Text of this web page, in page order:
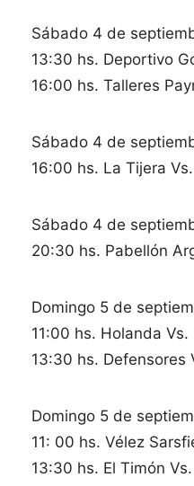
Sábado 4 de
13:30 hs. Deportivo
16:00 hs. Talleres
Sábado 4 de
16:00 hs. La Tijera
Sábado 4 de
20:30 hs. Pabellón
Domingo 5 de
11:00 hs. Holanda Vs.
13:30 hs. Defensores
Domingo 5 de
11: 00 hs. Vélez
13:30 hs. El Timón